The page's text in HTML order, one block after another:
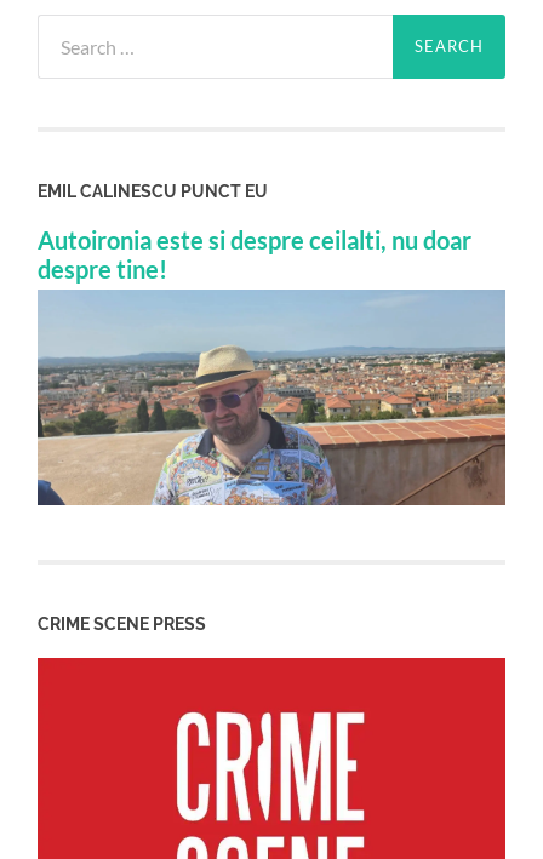
for:
EMIL CALINESCU PUNCT EU
Autoironia este si despre ceilalti, nu doar
despre tine!
CRIME SCENE PRESS